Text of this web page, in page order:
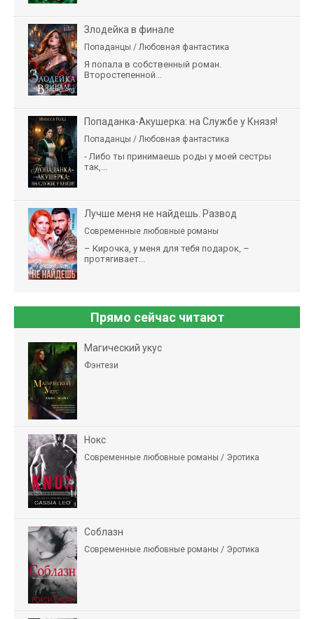
Злодейка в финале
Попаданцы / Любовная фантастика
Я попала в собственный роман.
Второстепенной...
Попаданка-Акушерка: на Службе у Князя!
Попаданцы / Любовная фантастика
- Либо ты принимаешь роды у моей сестры
так,...
Лучше меня не найдешь. Развод
Современные любовные романы
– Кирочка, у меня для тебя подарок, –
протягивает...
Прямо сейчас читают
Магический укус
Фэнтези
Нокс
Современные любовные романы / Эротика
Соблазн
Современные любовные романы / Эротика